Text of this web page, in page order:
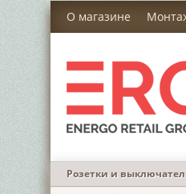
О магазине
Розетки и